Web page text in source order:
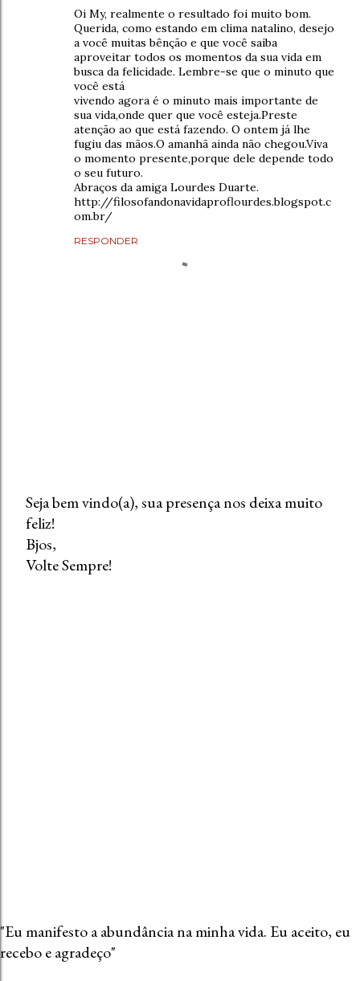
Oi My, realmente o resultado foi muito bom.
Querida, como estando em clima natalino, desejo
a você muitas bênção e que você saiba
aproveitar todos os momentos da sua vida em
busca da felicidade. Lembre-se que o minuto que
você está
vivendo agora é o minuto mais importante de
sua vida,onde quer que você esteja.Preste
atenção ao que está fazendo. O ontem já lhe
fugiu das mãos.O amanhã ainda não chegou.Viva
o momento presente,porque dele depende todo
o seu futuro.
Abraços da amiga Lourdes Duarte.
http://filosofandonavidaproflourdes.blogspot.c
om.br/
RESPONDER
P
o
s
Seja bem vindo(a), sua presença nos deixa muito
feliz!
Bjos,
Volte Sempre!
"Eu manifesto a abundância na minha vida. Eu aceito, eu
recebo e agradeço"